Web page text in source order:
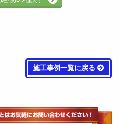
施工事例一覧に戻る